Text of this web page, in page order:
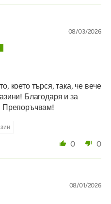
08/03/2026
което търся, така, че вече
Благодаря и за
Препоръчвам!
0 0
08/01/2026